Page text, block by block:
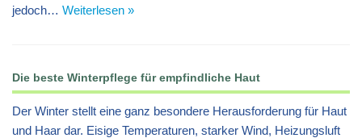
jedoch… Weiterlesen »
Die beste Winterpflege für empfindliche Haut
Der Winter stellt eine ganz besondere Herausforderung für Haut
und Haar dar. Eisige Temperaturen, starker Wind, Heizungsluft